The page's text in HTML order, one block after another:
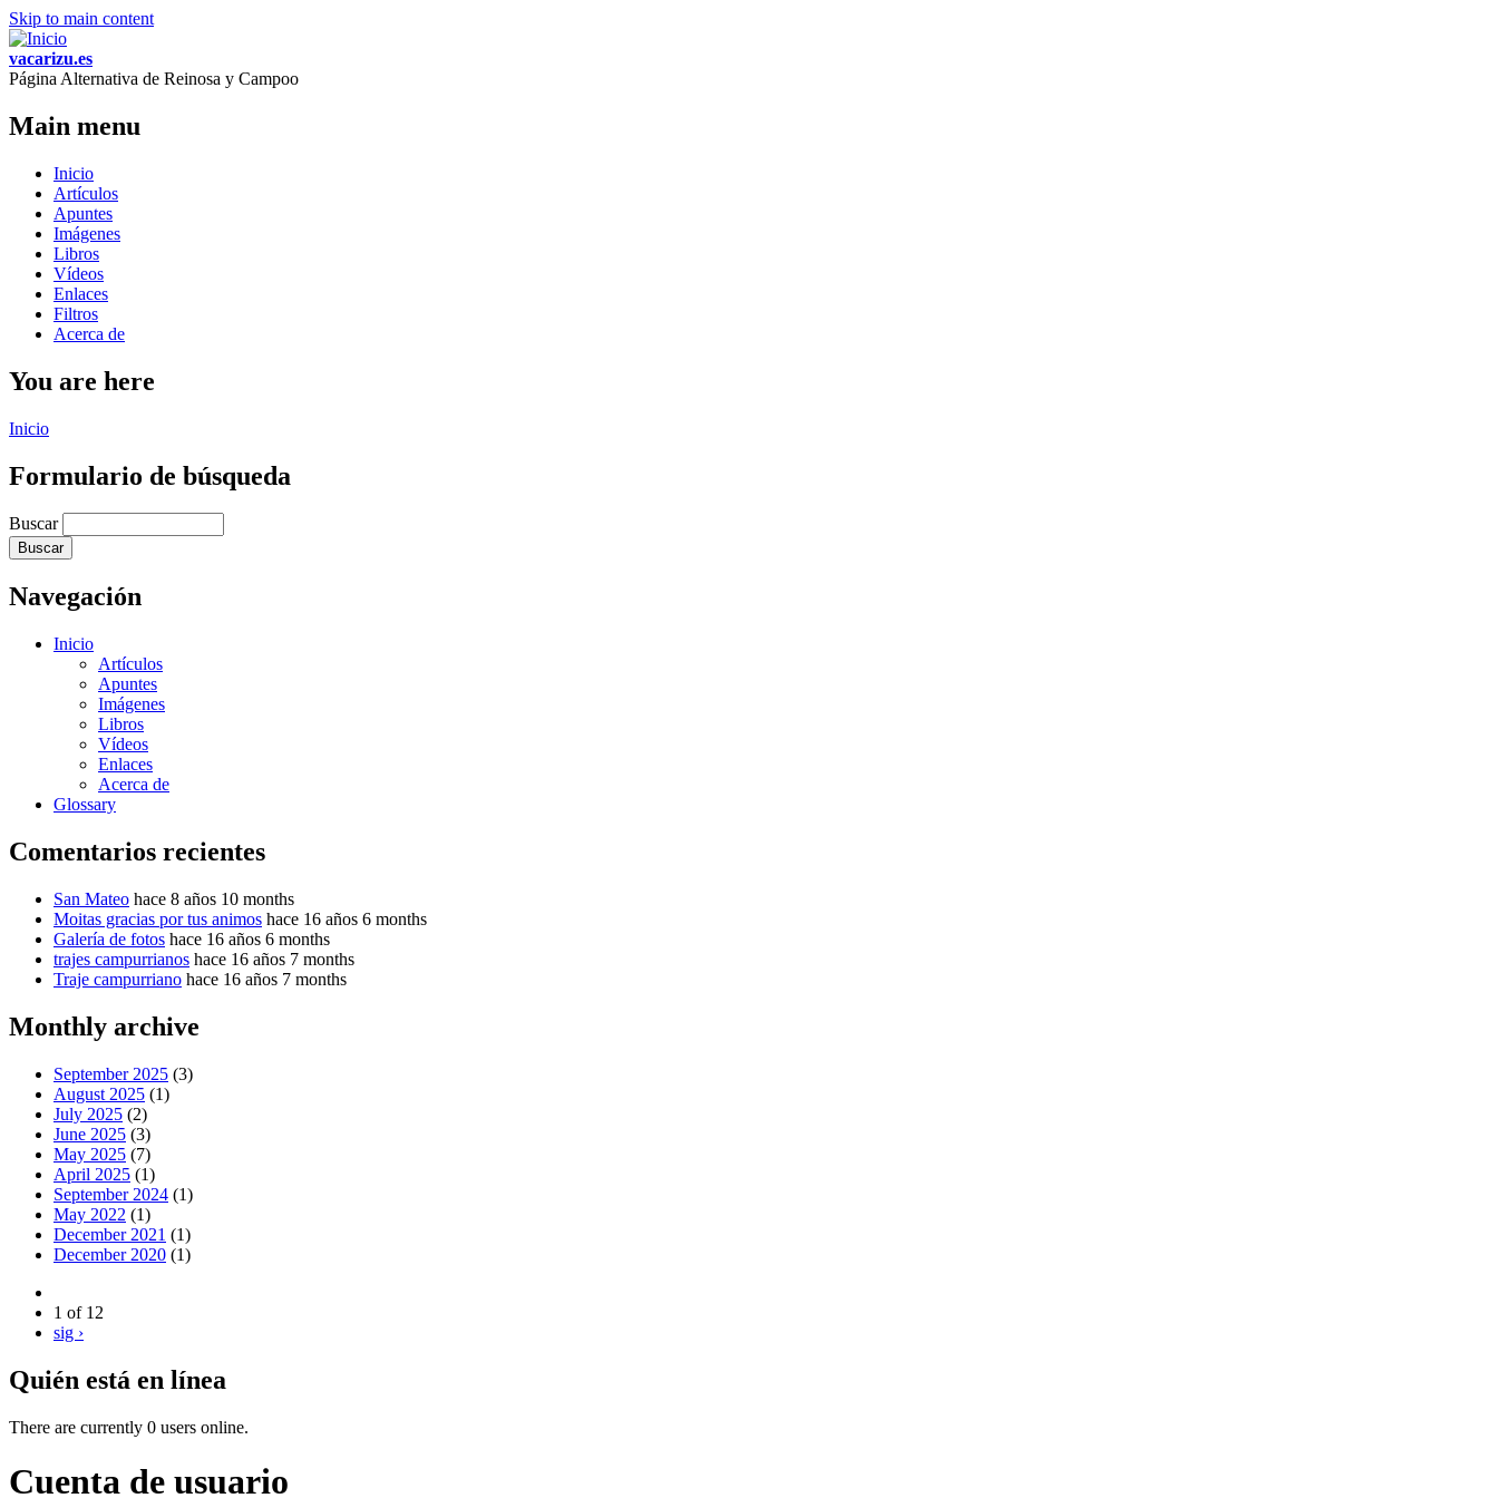
Skip to main content
vacarizu.es
Página Alternativa de Reinosa y Campoo
Main menu
Inicio
Artículos
Apuntes
Imágenes
Libros
Vídeos
Enlaces
Filtros
Acerca de
You are here
Inicio
Formulario de búsqueda
Buscar
Navegación
Inicio
Artículos
Apuntes
Imágenes
Libros
Vídeos
Enlaces
Acerca de
Glossary
Comentarios recientes
San Mateo hace 8 años 10 months
Moitas gracias por tus animos hace 16 años 6 months
Galería de fotos hace 16 años 6 months
trajes campurrianos hace 16 años 7 months
Traje campurriano hace 16 años 7 months
Monthly archive
September 2025 (3)
August 2025 (1)
July 2025 (2)
June 2025 (3)
May 2025 (7)
April 2025 (1)
September 2024 (1)
May 2022 (1)
December 2021 (1)
December 2020 (1)
1 of 12
sig ›
Quién está en línea
There are currently 0 users online.
Cuenta de usuario